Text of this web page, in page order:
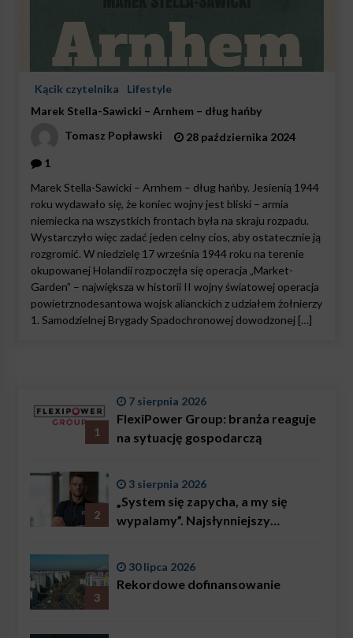
Kącik czytelnika
Lifestyle
Marek Stella-Sawicki – Arnhem – dług hańby
Tomasz Popławski
28 października 2024
1
Marek Stella-Sawicki – Arnhem – dług hańby. Jesienią 1944
roku wydawało się, że koniec wojny jest bliski – armia
niemiecka na wszystkich frontach była na skraju rozpadu.
Wystarczyło więc zadać jeden celny cios, aby ostatecznie ją
rozgromić. W niedzielę 17 września 1944 roku na terenie
okupowanej Holandii rozpoczęła się operacja „Market-
Garden” – największa w historii II wojny światowej operacja
powietrznodesantowa wojsk alianckich z udziałem żołnierzy
1. Samodzielnej Brygady Spadochronowej dowodzonej […]
1
7 sierpnia 2026
FlexiPower Group: branża reaguje
na sytuację gospodarczą
2
3 sierpnia 2026
„System się zapycha, a my się
wypalamy”. Najsłynniejszy
problemem są nie tylko choroby
3
30 lipca 2026
Rekordowe dofinansowanie